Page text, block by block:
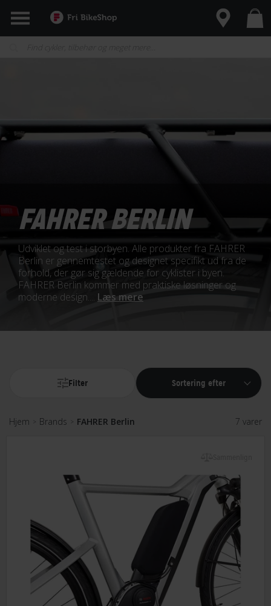
FAHRER BERLIN
Udviklet og test i storbyen. Alle produkter fra FAHRER
Berlin er gennemtestet og designet specifikt ud fra de
forhold, der gør sig gældende for cyklister i byen.
FAHRER Berlin kommer med praktiske løsninger og
moderne design.... Læs mere
Filter Sortering efter
Hjem > Brands > FAHRER Berlin 7 varer